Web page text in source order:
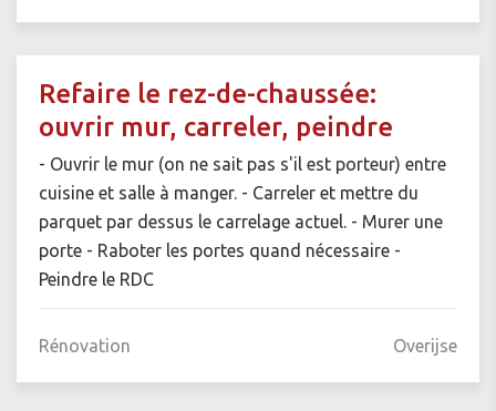
Refaire le rez-de-chaussée:
ouvrir mur, carreler, peindre
- Ouvrir le mur (on ne sait pas s'il est porteur) entre
cuisine et salle à manger. - Carreler et mettre du
parquet par dessus le carrelage actuel. - Murer une
porte - Raboter les portes quand nécessaire -
Peindre le RDC
Rénovation Overijse